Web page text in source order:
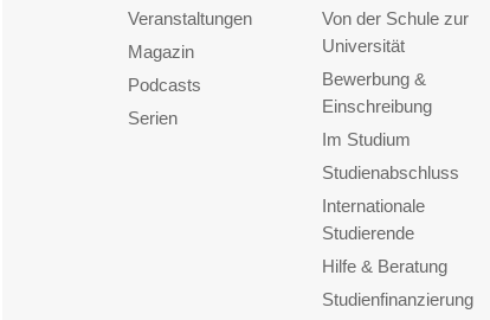
Veranstaltungen
Magazin
Podcasts
Serien
Von der Schule zur
Universität
Bewerbung &
Einschreibung
Im Studium
Studienabschluss
Internationale
Studierende
Hilfe & Beratung
Studienfinanzierung